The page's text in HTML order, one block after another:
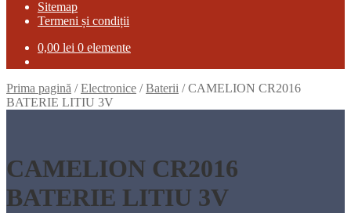
Sitemap
Termeni și condiții
0,00 lei 0 elemente
Prima pagină /Electronice /Baterii /CAMELION CR2016
BATERIE LITIU 3V
CAMELION CR2016
BATERIE LITIU 3V